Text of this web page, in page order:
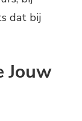
dat bij
Jouw